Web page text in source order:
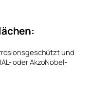
und
oder AkzoNobel-